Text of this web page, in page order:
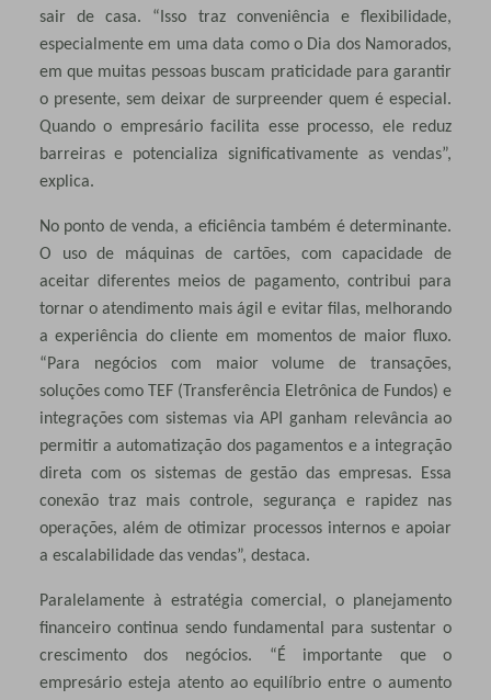
sair de casa. “Isso traz conveniência e flexibilidade,
especialmente em uma data como o Dia dos Namorados,
em que muitas pessoas buscam praticidade para garantir
o presente, sem deixar de surpreender quem é especial.
Quando o empresário facilita esse processo, ele reduz
barreiras e potencializa significativamente as vendas”,
explica.
No ponto de venda, a eficiência também é determinante.
O uso de máquinas de cartões, com capacidade de
aceitar diferentes meios de pagamento, contribui para
tornar o atendimento mais ágil e evitar filas, melhorando
a experiência do cliente em momentos de maior fluxo.
“Para negócios com maior volume de transações,
soluções como TEF (Transferência Eletrônica de Fundos) e
integrações com sistemas via API ganham relevância ao
permitir a automatização dos pagamentos e a integração
direta com os sistemas de gestão das empresas. Essa
conexão traz mais controle, segurança e rapidez nas
operações, além de otimizar processos internos e apoiar
a escalabilidade das vendas”, destaca.
Paralelamente à estratégia comercial, o planejamento
financeiro continua sendo fundamental para sustentar o
crescimento dos negócios. “É importante que o
empresário esteja atento ao equilíbrio entre o aumento